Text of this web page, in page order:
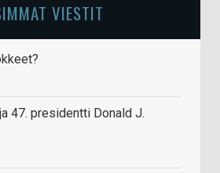
VIESTIT
47. presidentti Donald J.